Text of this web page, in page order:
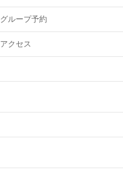
グループ予約
アクセス